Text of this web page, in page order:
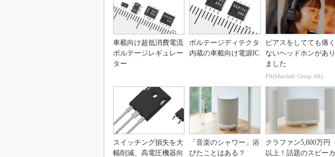
車載向け超低消費電流
ボルテージレギュレー
ター
ボルテージディテクタ
内蔵の車載向け電源IC
ピアスをしてても痛く
ないヘッドホンがあり
ました
PR(Marshall Group AB)
スイッチング損失を大
幅削減、高電圧機器向
「音楽のシャワー」浴
びたことはある？
クラファン5,600万円
以上！話題のスピーカ